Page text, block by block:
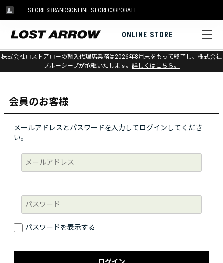
STORIESBRANDSONLINE STORECORPORATE
ONLINE STORE
株式会社ロストアローの輸入代理店業務は2026年8月末をもって終了し、株式会社
ブルーシープが承継いたします。 詳しくはこちら。
ログイン
会員のお客様
メールアドレスとパスワードを入力してログインしてくださ
い。
パスワードを表示する